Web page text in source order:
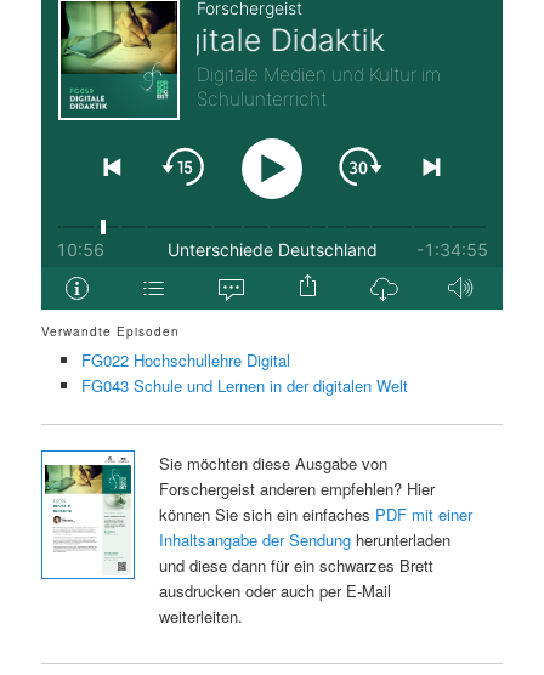
e
n
n
g
e
Verwandte Episoden
FG022 Hochschullehre Digital
FG043 Schule und Lernen in der digitalen Welt
Sie möchten diese Ausgabe von
Forschergeist anderen empfehlen? Hier
können Sie sich ein einfaches PDF mit einer
Inhaltsangabe der Sendungherunterladen
und diese dann für ein schwarzes Brett
ausdrucken oder auch per E-Mail
weiterleiten.